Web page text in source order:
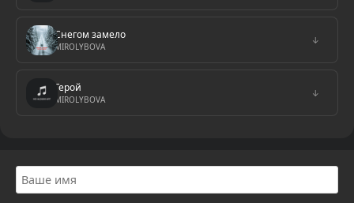
Снегом замело
MIROLYBOVA
↓
Герой
MIROLYBOVA
↓